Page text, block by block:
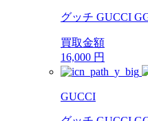
グッチ GUCCI
買取金額
16,000 円
GUCCI